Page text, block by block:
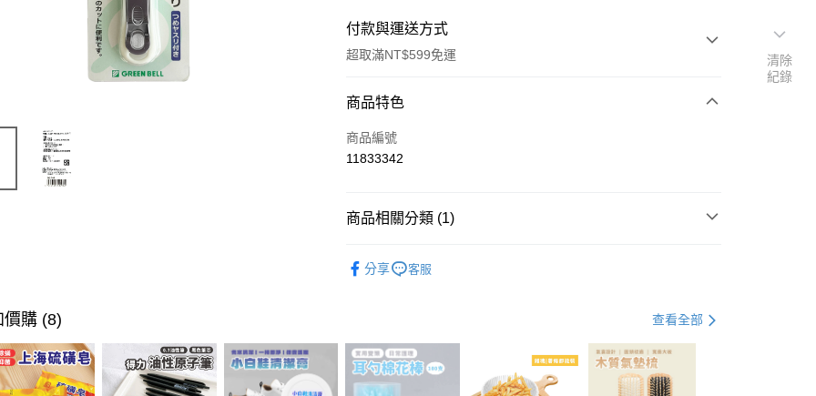
付款與運送方式
超取滿NT$599免運
付款方式
信用卡一次付款
街口支付
商品特色
商品編號
11833342
商品相關分類 (1)
分享
客服
價購 (8) 查看全部
清除
紀錄